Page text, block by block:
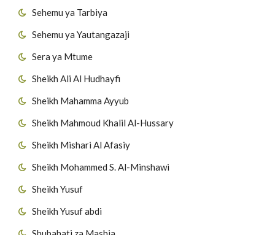
Sehemu ya Tarbiya
Sehemu ya Yautangazaji
Sera ya Mtume
Sheikh Ali Al Hudhayfi
Sheikh Mahamma Ayyub
Sheikh Mahmoud Khalil Al-Hussary
Sheikh Mishari Al Afasiy
Sheikh Mohammed S. Al-Minshawi
Sheikh Yusuf
Sheikh Yusuf abdi